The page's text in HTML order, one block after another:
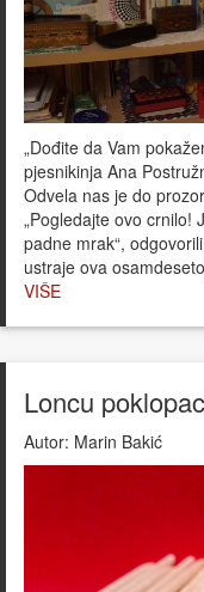
„Dođite da Vam
pjesnikinja Ana
Odvela nas je do
„Pogledajte ovo crnilo!
padne mrak“,
ustraje ova
VIŠE
Loncu
Autor: Marin Bakić